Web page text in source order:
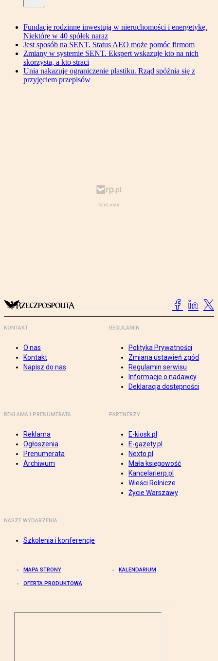
Fundacje rodzinne inwestują w nieruchomości i energetykę.
Niektóre w 40 spółek naraz
Jest sposób na SENT. Status AEO może pomóc firmom
Zmiany w systemie SENT. Ekspert wskazuje kto na nich
skorzysta, a kto straci
Unia nakazuje ograniczenie plastiku. Rząd spóźnia się z
przyjęciem przepisów
KONTAKT
O nas
Kontakt
Napisz do nas
REGULAMIN
Polityka Prywatności
Zmiana ustawień zgód
Regulamin serwisu
Informacje o nadawcy
Deklaracja dostępności
REKLAMA I PRENUMERATA
Reklama
Ogłoszenia
Prenumerata
Archiwum
PARTNERZY
E-kiosk.pl
E-gazety.pl
Nexto.pl
Mała księgowość
Kancelarierp.pl
Wieści Rolnicze
Życie Warszawy
NASZE WYDARZENIA
Szkolenia i konferencje
MAPA STRONY KALENDARIUM
OFERTA PRODUKTOWA